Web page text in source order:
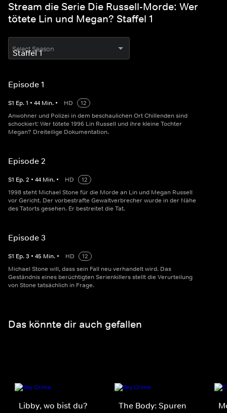
Stream die Serie Die Russell-Morde: Wer
tötete Lin und Megan? Staffel 1
Select Season
Episode 1
S1 Ep.1 • 44 Min. • HD
12
Anwohner und Polizei in dem beschaulichen Ort Chillenden sind
schockiert: Wer tötete 1996 Lin Russell und ihre kleine Tochter
Megan? Dreiteilige Dokumentation.
Episode 2
S1 Ep.2 • 44 Min. • HD
12
1998 steht Michael Stone für die Morde an Lin und Megan Russell
vor Gericht. Der vorbestrafte Gewaltverbrecher wurde in der Nähe
des Tatorts gesehen. Er bestreitet die Tat.
Episode 3
S1 Ep.3 • 45 Min. • HD
12
Michael Stone will, dass sein Fall neu verhandelt wird. Das
Geständnis eines berüchtigten Serienkillers stellt die Verurteilung
von Stone tatsächlich in Frage.
Das könnte dir auch gefallen
Libby, wo bist du?
The Body: Spuren